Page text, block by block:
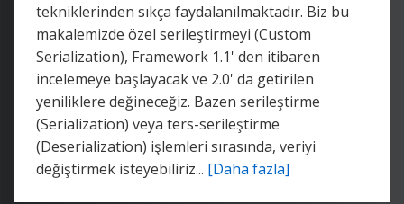
tekniklerinden sıkça faydalanılmaktadır. Biz bu
makalemizde özel serileştirmeyi (Custom
Serialization), Framework 1.1' den itibaren
incelemeye başlayacak ve 2.0' da getirilen
yeniliklere değineceğiz. Bazen serileştirme
(Serialization) veya ters-serileştirme
(Deserialization) işlemleri sırasında, veriyi
değiştirmek isteyebiliriz... [Daha fazla]